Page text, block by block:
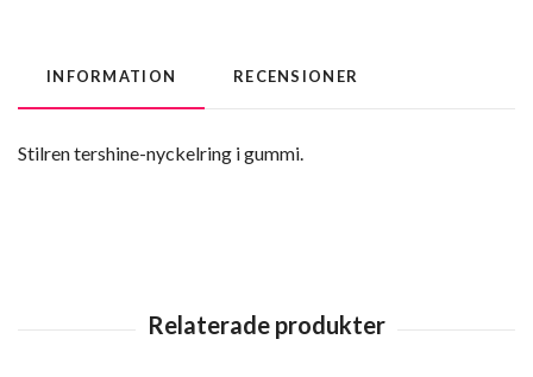
INFORMATION RECENSIONER
Stilren tershine-nyckelring i gummi.